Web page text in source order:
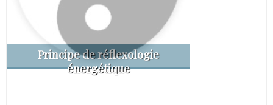
Principe de réflexologie
énergétique